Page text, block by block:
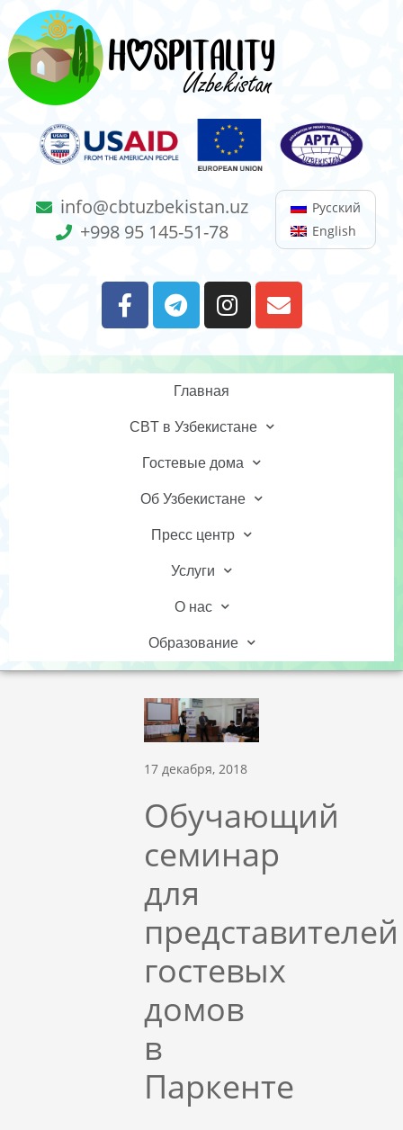
info@cbtuzbekistan.uz
+998 95 145-51-78
Русский
English
Главная
CBT в Узбекистане
Гостевые дома
Об Узбекистане
Пресс центр
Услуги
О нас
Образование
17 декабря, 2018
Обучающий
семинар
для
представителей
гостевых
домов
в
Паркенте